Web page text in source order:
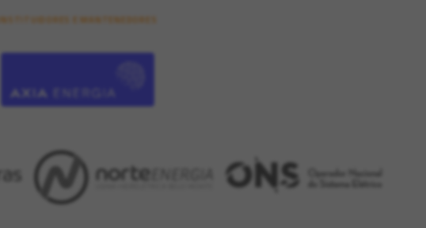
INSTITUIDORES E MANTENEDORES